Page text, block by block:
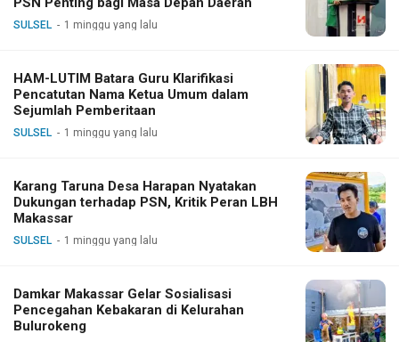
SULSEL 1 minggu yang lalu
HAM-LUTIM Batara Guru Klarifikasi
Pencatutan Nama Ketua Umum dalam
Sejumlah Pemberitaan
SULSEL 1 minggu yang lalu
Karang Taruna Desa Harapan Nyatakan
Dukungan terhadap PSN, Kritik Peran LBH
Makassar
SULSEL 1 minggu yang lalu
Damkar Makassar Gelar Sosialisasi
Pencegahan Kebakaran di Kelurahan
Bulurokeng